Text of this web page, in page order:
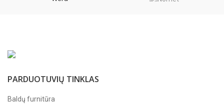
PARDUOTUVIŲ TINKLAS
Baldų furnitūra